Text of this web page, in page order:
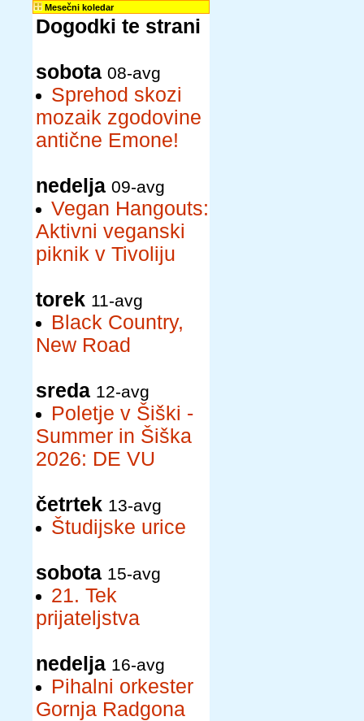
Mesečni koledar
Dogodki te strani
sobota 08-avg
Sprehod skozi
mozaik zgodovine
antične Emone!
nedelja 09-avg
Vegan Hangouts:
Aktivni veganski
piknik v Tivoliju
torek 11-avg
Black Country,
New Road
sreda 12-avg
Poletje v Šiški -
Summer in Šiška
2026: DE VU
četrtek 13-avg
Študijske urice
sobota 15-avg
21. Tek
prijateljstva
nedelja 16-avg
Pihalni orkester
Gornja Radgona